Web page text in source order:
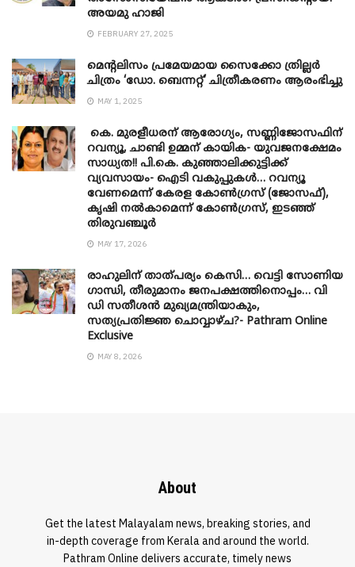
അയമു ഹാജി
FEBRUARY 27, 2025
മെന്‍റലിസം പ്രമേയമായ സൈക്കോ ത്രില്ലർ
ചിത്രം ‘ഡോ. ബെന്നറ്റ്’ ചിത്രീകരണം ആരംഭിച്ചു
MAY 1, 2025
കെ. മുരളീധരന് ആരോഗ്യം, സണ്ണിജോസഫിന്
റവന്യൂ, ചാണ്ടി ഉമ്മന് കായിക- യുവജനക്ഷേമം
സാധ്യത!! പി.കെ. കുഞ്ഞാലിക്കുട്ടിക്ക്
വ്യവസായം- ഐടി വകുപ്പുകൾ… റവന്യൂ
വേണമെന്ന് കേരള കോൺഗ്രസ് (ജോസഫ്),
കൃഷി നൽകാമെന്ന് കോൺഗ്രസ്, ഇടഞ്ഞ്
തിരുവഞ്ചൂർ
MAY 17, 2026
രാഹുലിന് താത്പര്യം കെസി… വെട്ടി സോണിയ
​ഗാന്ധി, തീരുമാനം ജനപക്ഷത്തിനൊപ്പം… വി
ഡി സതീശൻ മുഖ്യമന്ത്രിയാകും,
സത്യപ്രതിജ്ഞ ചൊവ്വാഴ്ച?- Pathram Online
Exclusive
MAY 8, 2026
About
Get the latest Malayalam news, breaking stories, and
in-depth coverage from Kerala and around the world.
Pathram Online delivers accurate, timely news